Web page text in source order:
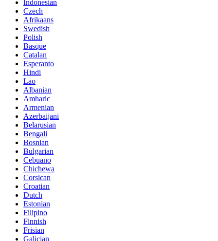
Indonesian
Czech
Afrikaans
Swedish
Polish
Basque
Catalan
Esperanto
Hindi
Lao
Albanian
Amharic
Armenian
Azerbaijani
Belarusian
Bengali
Bosnian
Bulgarian
Cebuano
Chichewa
Corsican
Croatian
Dutch
Estonian
Filipino
Finnish
Frisian
Galician